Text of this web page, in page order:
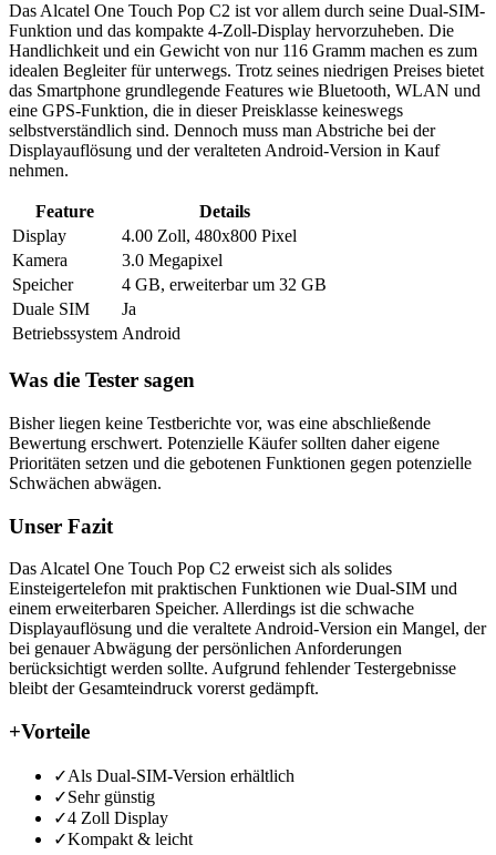
Das Alcatel One Touch Pop C2 ist vor allem durch seine Dual-SIM-
Funktion und das kompakte 4-Zoll-Display hervorzuheben. Die
Handlichkeit und ein Gewicht von nur 116 Gramm machen es zum
idealen Begleiter für unterwegs. Trotz seines niedrigen Preises bietet
das Smartphone grundlegende Features wie Bluetooth, WLAN und
eine GPS-Funktion, die in dieser Preisklasse keineswegs
selbstverständlich sind. Dennoch muss man Abstriche bei der
Displayauflösung und der veralteten Android-Version in Kauf
nehmen.
Feature
Details
Display
4.00 Zoll, 480x800 Pixel
Kamera
3.0 Megapixel
Speicher
4 GB, erweiterbar um 32 GB
Duale SIM
Ja
Betriebssystem Android
Was die Tester sagen
Bisher liegen keine Testberichte vor, was eine abschließende
Bewertung erschwert. Potenzielle Käufer sollten daher eigene
Prioritäten setzen und die gebotenen Funktionen gegen potenzielle
Schwächen abwägen.
Unser Fazit
Das Alcatel One Touch Pop C2 erweist sich als solides
Einsteigertelefon mit praktischen Funktionen wie Dual-SIM und
einem erweiterbaren Speicher. Allerdings ist die schwache
Displayauflösung und die veraltete Android-Version ein Mangel, der
bei genauer Abwägung der persönlichen Anforderungen
berücksichtigt werden sollte. Aufgrund fehlender Testergebnisse
bleibt der Gesamteindruck vorerst gedämpft.
+Vorteile
✓Als Dual-SIM-Version erhältlich
✓Sehr günstig
✓4 Zoll Display
✓Kompakt & leicht